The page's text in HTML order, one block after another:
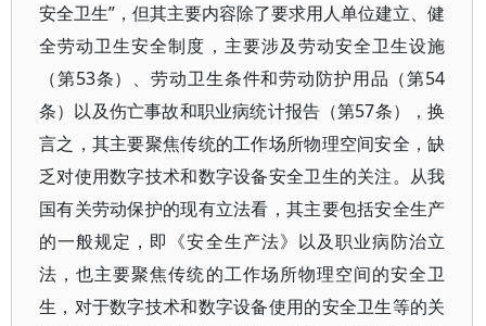
安全卫生”，但其主要内容除了要求用人单位建立、健
全劳动卫生安全制度，主要涉及劳动安全卫生设施
（第53条）、劳动卫生条件和劳动防护用品（第54
条）以及伤亡事故和职业病统计报告（第57条），换
言之，其主要聚焦传统的工作场所物理空间安全，缺
乏对使用数字技术和数字设备安全卫生的关注。从我
国有关劳动保护的现有立法看，其主要包括安全生产
的一般规定，即《安全生产法》以及职业病防治立
法，也主要聚焦传统的工作场所物理空间的安全卫
生，对于数字技术和数字设备使用的安全卫生等的关